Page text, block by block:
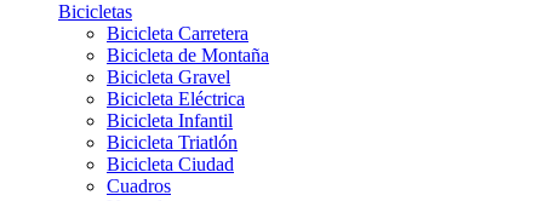
Bicicletas
Bicicleta Carretera
Bicicleta de Montaña
Bicicleta Gravel
Bicicleta Eléctrica
Bicicleta Infantil
Bicicleta Triatlón
Bicicleta Ciudad
Cuadros